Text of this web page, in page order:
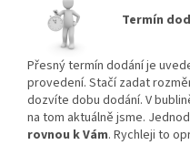
Termín
Přesný termín dodání je
provedení. Stačí zadat
dozvíte dobu dodání. V
na tom aktuálně jsme.
rovnou k Vám. Rychleji to